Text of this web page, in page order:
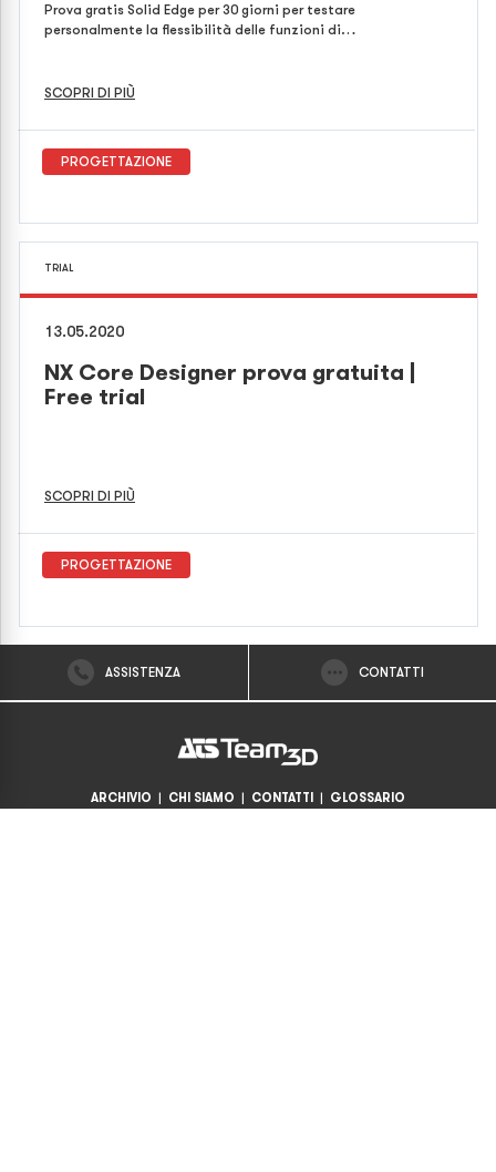
Prova gratis Solid Edge per 30 giorni per testare
personalmente la flessibilità delle funzioni di…
SCOPRI DI PIÙ
PROGETTAZIONE
TRIAL
13.05.2020
NX Core Designer prova gratuita |
Free trial
SCOPRI DI PIÙ
PROGETTAZIONE
ASSISTENZA CONTATTI
ARCHIVIO | CHI SIAMO | CONTATTI | GLOSSARIO